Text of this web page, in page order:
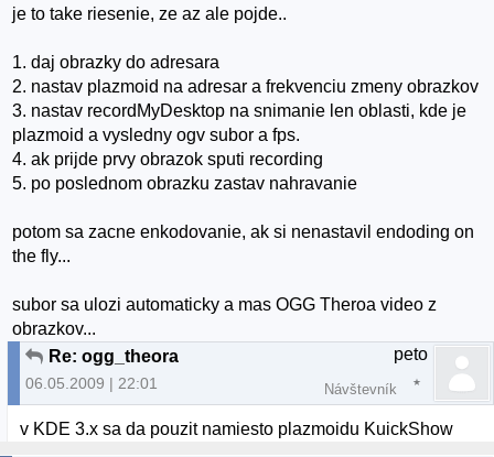
je to take riesenie, ze az ale pojde..
1. daj obrazky do adresara
2. nastav plazmoid na adresar a frekvenciu zmeny obrazkov
3. nastav recordMyDesktop na snimanie len oblasti, kde je
plazmoid a vysledny ogv subor a fps.
4. ak prijde prvy obrazok sputi recording
5. po poslednom obrazku zastav nahravanie
potom sa zacne enkodovanie, ak si nenastavil endoding on
the fly...
subor sa ulozi automaticky a mas OGG Theroa video z
obrazkov...
Re: ogg_theora
06.05.2009 | 22:01
peto
Návštevník
v KDE 3.x sa da pouzit namiesto plazmoidu KuickShow